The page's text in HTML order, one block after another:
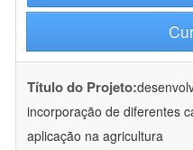
Título do Projeto:
incorporação de diferentes
aplicação na agricultura